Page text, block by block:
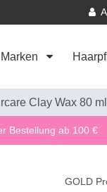
Marken
Clay Wax 80 ml
Bestellung ab 100 €
GOLD